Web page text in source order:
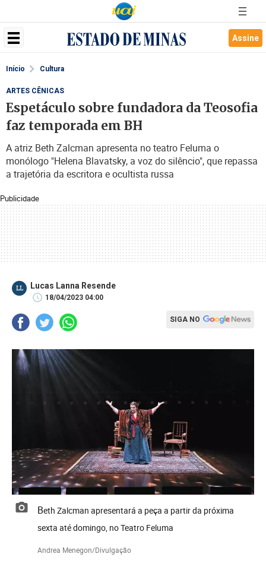
Assine
Início Cultura
Publicidade
ARTES CÊNICAS
Espetáculo sobre fundadora da Teosofia
faz temporada em BH
A atriz Beth Zalcman apresenta no teatro Feluma o
monólogo "Helena Blavatsky, a voz do silêncio", que repassa
a trajetória da escritora e ocultista russa
LL Lucas Lanna Resende
18/04/2023 04:00
SIGA NO
Beth Zalcman apresentará a peça a partir da próxima
sexta até domingo, no Teatro Feluma
Andrea Menegon/Divulgação